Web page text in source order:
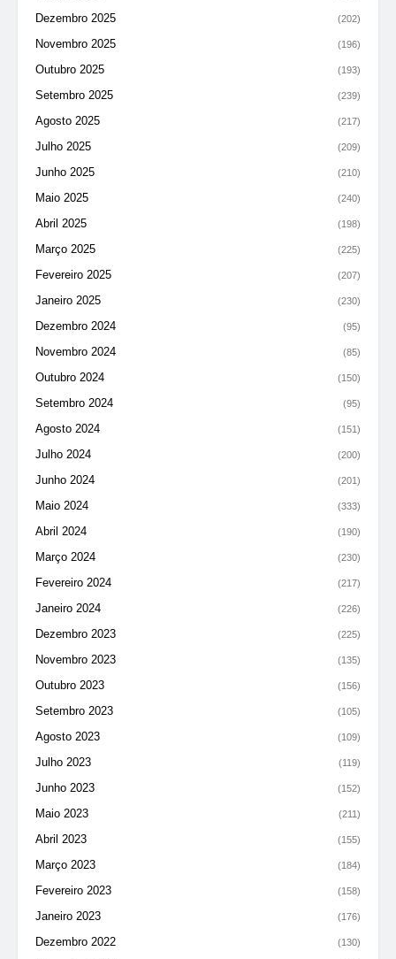
Dezembro 2025 (202)
Novembro 2025 (196)
Outubro 2025 (193)
Setembro 2025 (239)
Agosto 2025 (217)
Julho 2025 (209)
Junho 2025 (210)
Maio 2025 (240)
Abril 2025 (198)
Março 2025 (225)
Fevereiro 2025 (207)
Janeiro 2025 (230)
Dezembro 2024 (95)
Novembro 2024 (85)
Outubro 2024 (150)
Setembro 2024 (95)
Agosto 2024 (151)
Julho 2024 (200)
Junho 2024 (201)
Maio 2024 (333)
Abril 2024 (190)
Março 2024 (230)
Fevereiro 2024 (217)
Janeiro 2024 (226)
Dezembro 2023 (225)
Novembro 2023 (135)
Outubro 2023 (156)
Setembro 2023 (105)
Agosto 2023 (109)
Julho 2023 (119)
Junho 2023 (152)
Maio 2023 (211)
Abril 2023 (155)
Março 2023 (184)
Fevereiro 2023 (158)
Janeiro 2023 (176)
Dezembro 2022 (130)